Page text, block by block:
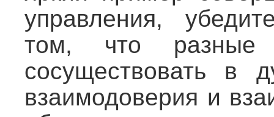
управления,
том, что разные
сосуществовать в
взаимодоверия и